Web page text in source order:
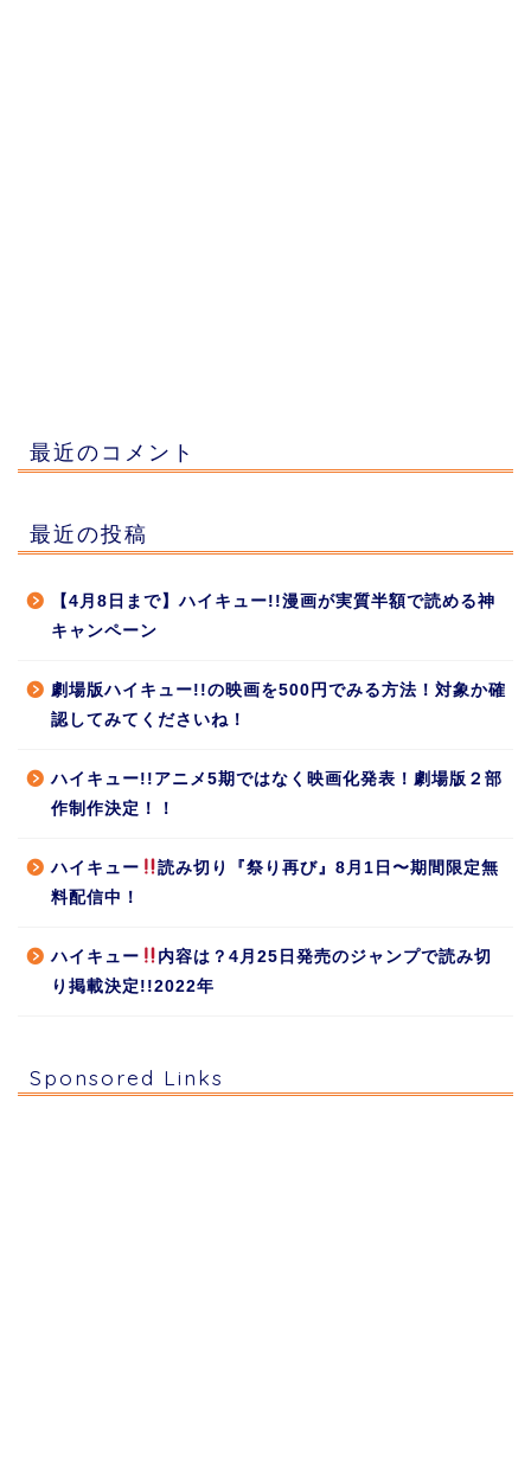
最近のコメント
最近の投稿
【4月8日まで】ハイキュー!!漫画が実質半額で読める神
キャンペーン
劇場版ハイキュー!!の映画を500円でみる方法！対象か確
認してみてくださいね！
ハイキュー!!アニメ5期ではなく映画化発表！劇場版２部
作制作決定！！
ハイキュー
読み切り『祭り再び』8月1日〜期間限定無
料配信中！
ハイキュー
内容は？4月25日発売のジャンプで読み切
り掲載決定!!2022年
Sponsored Links